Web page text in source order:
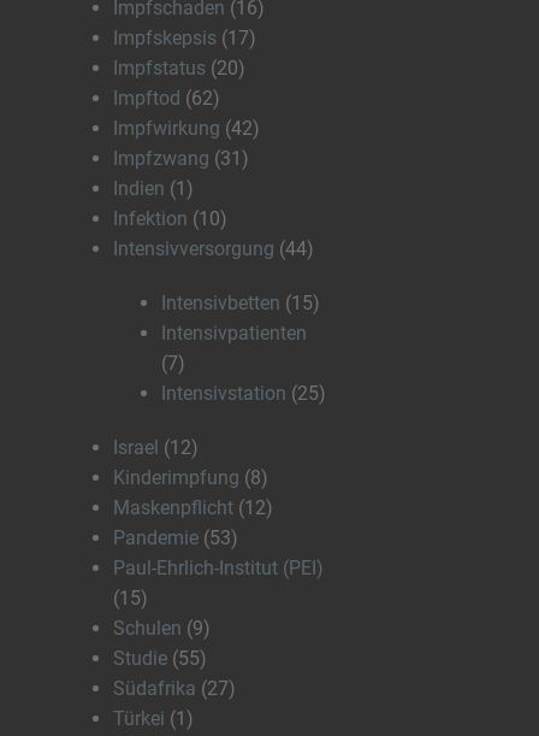
Impfschaden (16)
Impfskepsis (17)
Impfstatus (20)
Impftod (62)
Impfwirkung (42)
Impfzwang (31)
Indien (1)
Infektion (10)
Intensivversorgung (44)
Intensivbetten (15)
Intensivpatienten
(7)
Intensivstation (25)
Israel (12)
Kinderimpfung (8)
Maskenpflicht (12)
Pandemie (53)
Paul-Ehrlich-Institut (PEI)
(15)
Schulen (9)
Studie (55)
Südafrika (27)
Türkei (1)